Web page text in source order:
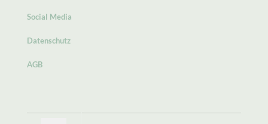
Social Media
Datenschutz
AGB